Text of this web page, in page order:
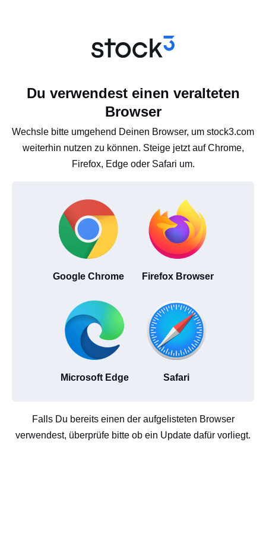
Du verwendest einen veralteten
Browser
Wechsle bitte umgehend Deinen Browser, um stock3.com
weiterhin nutzen zu können. Steige jetzt auf Chrome,
Firefox, Edge oder Safari um.
Google Chrome Firefox Browser
Microsoft Edge Safari
Falls Du bereits einen der aufgelisteten Browser
verwendest, überprüfe bitte ob ein Update dafür vorliegt.